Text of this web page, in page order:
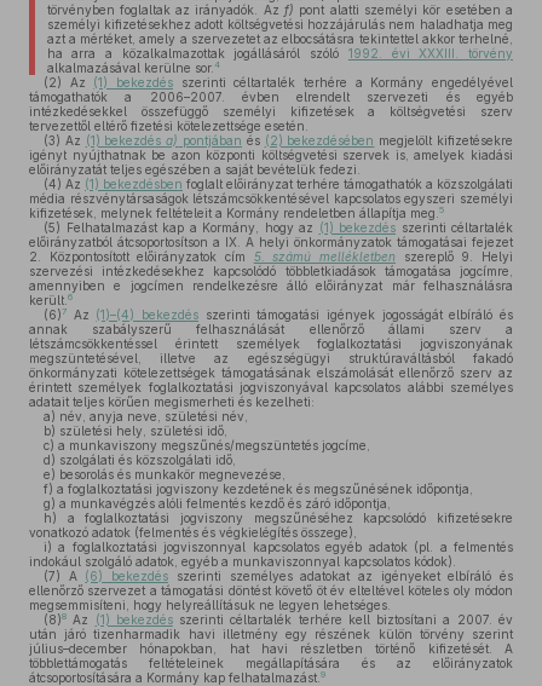
törvényben foglaltak az irányadók. Azf) pont alatti személyi kör esetében a
személyi kifizetésekhez adott költségvetési hozzájárulás nem haladhatja meg
azt a mértéket, amely a szervezetet az elbocsátásra tekintettel akkor terhelné,
ha arra a közalkalmazottak jogállásáról szóló 1992. évi XXXIII. törvény
alkalmazásával kerülne sor. 4
(2) Az (1) bekezdés szerinti céltartalék terhére a Kormány engedélyével
támogathatók a 2006–2007. évben elrendelt szervezeti és egyéb
intézkedésekkel összefüggő személyi kifizetések a költségvetési szerv
tervezettől eltérő fizetési kötelezettsége esetén.
(3) Az (1) bekezdésa) pontjában és (2) bekezdésében megjelölt kifizetésekre
igényt nyújthatnak be azon központi költségvetési szervek is, amelyek kiadási
előirányzatát teljes egészében a saját bevételük fedezi.
(4) Az (1) bekezdésben foglalt előirányzat terhére támogathatók a közszolgálati
média részvénytársaságok létszámcsökkentésével kapcsolatos egyszeri személyi
kifizetések, melynek feltételeit a Kormány rendeletben állapítja meg. 5
(5) Felhatalmazást kap a Kormány, hogy az (1) bekezdés szerinti céltartalék
előirányzatból átcsoportosítson a IX. A helyi önkormányzatok támogatásai fejezet
2. Központosított előirányzatok cím 5. számú mellékletben szereplő 9. Helyi
szervezési intézkedésekhez kapcsolódó többletkiadások támogatása jogcímre,
amennyiben e jogcímen rendelkezésre álló előirányzat már felhasználásra
került. 6
(6)7 Az (1)–(4) bekezdés szerinti támogatási igények jogosságát elbíráló és
annak szabályszerű felhasználását ellenőrző állami szerv a
létszámcsökkentéssel érintett személyek foglalkoztatási jogviszonyának
megszüntetésével, illetve az egészségügyi struktúraváltásból fakadó
önkormányzati kötelezettségek támogatásának elszámolását ellenőrző szerv az
érintett személyek foglalkoztatási jogviszonyával kapcsolatos alábbi személyes
adatait teljes körűen megismerheti és kezelheti:
a) név, anyja neve, születési név,
b) születési hely, születési idő,
c) a munkaviszony megszűnés/megszüntetés jogcíme,
d) szolgálati és közszolgálati idő,
e) besorolás és munkakör megnevezése,
f) a foglalkoztatási jogviszony kezdetének és megszűnésének időpontja,
g) a munkavégzés alóli felmentés kezdő és záró időpontja,
h) a foglalkoztatási jogviszony megszűnéséhez kapcsolódó kifizetésekre
vonatkozó adatok (felmentés és végkielégítés összege),
i) a foglalkoztatási jogviszonnyal kapcsolatos egyéb adatok (pl. a felmentés
indokául szolgáló adatok, egyéb a munkaviszonnyal kapcsolatos kódok).
(7) A (6) bekezdés szerinti személyes adatokat az igényeket elbíráló és
ellenőrző szervezet a támogatási döntést követő öt év elteltével köteles oly módon
megsemmisíteni, hogy helyreállításuk ne legyen lehetséges.
(8)8 Az (1) bekezdésszerinti céltartalék terhére kell biztosítani a 2007. év
után járó tizenharmadik havi illetmény egy részének külön törvény szerint
július–december hónapokban, hat havi részletben történő kifizetését. A
többlettámogatás feltételeinek megállapítására és az előirányzatok
átcsoportosítására a Kormány kap felhatalmazást. 9